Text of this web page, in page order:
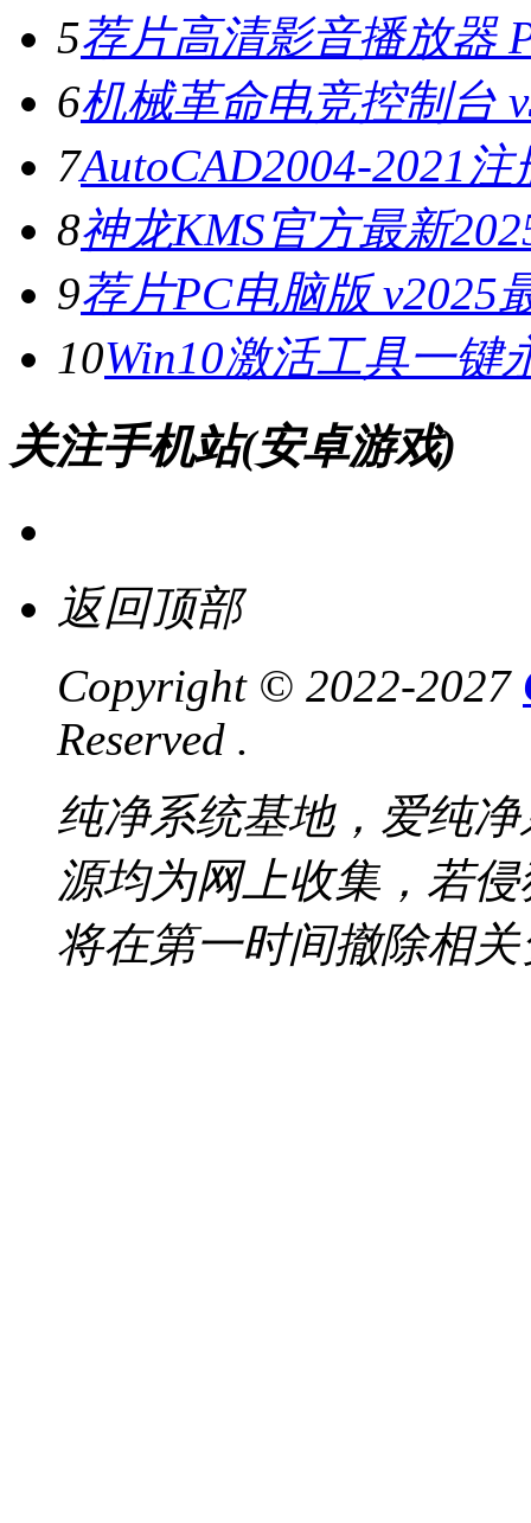
5荐片高清影音播放器
6机械革命电竞控制台
7AutoCAD2004-2021
8神龙KMS官方最新
9荐片PC电脑版 v2025
10Win10激活工具一键
关注手机站(安卓游戏)
返回顶部
Copyright © 2022-2027
Reserved .
纯净系统基地，爱纯
源均为网上收集，若
将在第一时间撤除相